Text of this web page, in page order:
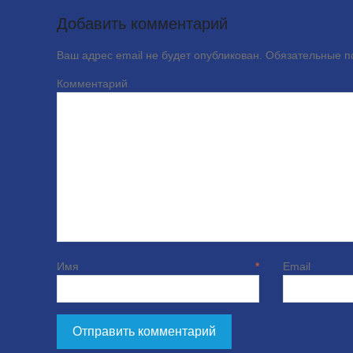
Добавить комментарий
Ваш адрес email не будет опубликован. Обязательные
Имя *